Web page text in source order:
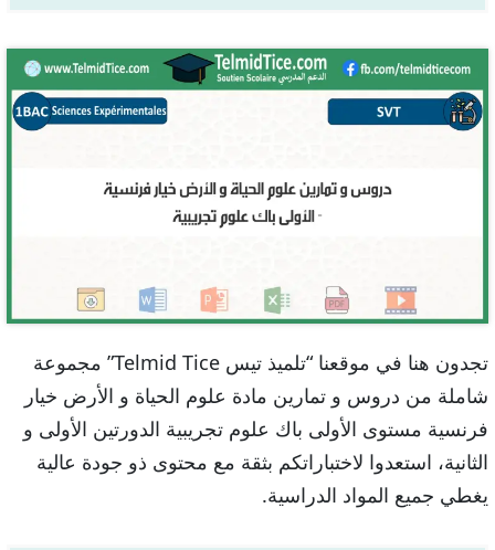
تجدون هنا في موقعنا “تلميذ تيس Telmid Tice” مجموعة
شاملة من دروس و تمارين مادة علوم الحياة و الأرض خيار
فرنسية مستوى الأولى باك علوم تجريبية الدورتين الأولى و
الثانية، استعدوا لاختباراتكم بثقة مع محتوى ذو جودة عالية
يغطي جميع المواد الدراسية.